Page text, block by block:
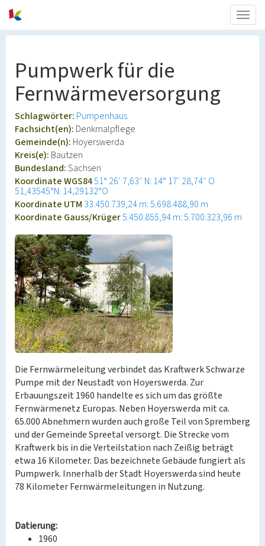
Pumpwerk für die
Fernwärmeversorgung
Schlagwörter: Pumpenhaus
Fachsicht(en): Denkmalpflege
Gemeinde(n): Hoyerswerda
Kreis(e): Bautzen
Bundesland:Sachsen
Koordinate WGS8451° 26′ 7,63″ N: 14° 17′ 28,74″ O
51,43545°N: 14,29132°O
Koordinate UTM 33.450.739,24 m: 5.698.488,90 m
Koordinate Gauss/Krüger5.450.855,94 m: 5.700.323,96 m
Die Fernwärmeleitung verbindet das Kraftwerk Schwarze
Pumpe mit der Neustadt von Hoyerswerda. Zur
Erbauungszeit 1960 handelte es sich um das größte
Fernwärmenetz Europas. Neben Hoyerswerda mit ca.
65.000 Abnehmern wurden auch große Teil von Spremberg
und der Gemeinde Spreetal versorgt. Die Strecke vom
Kraftwerk bis in die Verteilstation nach Zeißig beträgt
etwa 16 Kilometer. Das bezeichnete Gebäude fungiert als
Pumpwerk. Innerhalb der Stadt Hoyerswerda sind heute
78 Kilometer Fernwärmeleitungen in Nutzung.
Datierung:
1960